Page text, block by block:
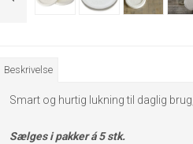
Beskrivelse
Smart og hurtig lukning til daglig
Sælges i pakker á 5 stk.